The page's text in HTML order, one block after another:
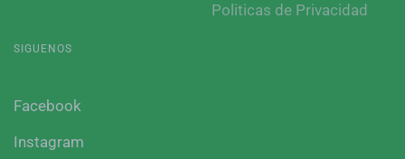
Politicas de Privacidad
SIGUENOS
Facebook
Instagram